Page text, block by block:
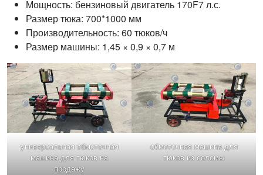
Мощность: бензиновый двигатель 170F7 л.с.
Размер тюка: 700*1000 мм
Производительность: 60 тюков/ч
Размер машины: 1,45 × 0,9 × 0,7 м
универсальная обмоточная
машина для тюков на
продажу
обмоточная машина для
тюков из соломы